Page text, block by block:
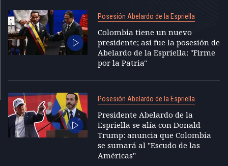
Posesión Abelardo de la Espriella
Colombia tiene un nuevo
presidente; así fue la posesión de
Abelardo de la Espriella: "Firme
por la Patria"
Posesión Abelardo de la Espriella
Presidente Abelardo de la
Espriella se alía con Donald
Trump: anuncia que Colombia
se sumará al "Escudo de las
Américas"